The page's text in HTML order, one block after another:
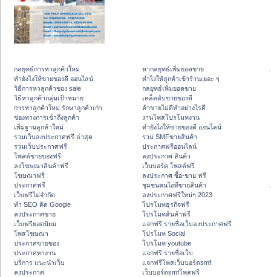
กลยุทธ์การหาลูกค้าใหม่
ทํายังไงให้ขายของดี ออนไลน์
วิธีการหาลูกค้าของ sale
วิธีหาลูกค้ากลุ่มเป้าหมาย
การหาลูกค้าใหม่ รักษาลูกค้าเก่า
ช่องทางการเข้าถึงลูกค้า
เพิ่มฐานลูกค้าใหม่
รวมเว็บลงประกาศฟรี ล่าสุด
รวมเว็บประกาศฟรี
โพสต์ขายของฟรี
ลงโฆษณาสินค้าฟรี
โฆษณาฟรี
ประกาศฟรี
เว็บฟรีไม่จำกัด
ทำ SEO ติด Google
ลงประกาศขาย
เว็บฟรียอดนิยม
โพสโฆษณา
ประกาศขายของ
ประกาศหางาน
บริการ แนะนำเว็บ
ลงประกาศ
หากลยุทธ์เพิ่มยอดขาย
ทําไงให้ลูกค้าเข้าร้านเยอะ ๆ
กลยุทธ์เพิ่มยอดขาย
เคล็ดลับขายของดี
ค้าขายไม่ดีทำอย่างไรดี
งานโพสโปรโมทงาน
ทํายังไงให้ขายของดี ออนไลน์
รวม SMFขายสินค้า
ประกาศฟรีออนไลน์
ลงประกาศ สินค้า
เว็บบอร์ด โพสต์ฟรี
ลงประกาศ ซื้อ-ขาย ฟรี
ชุมชนคนไอทีขายสินค้า
ลงประกาศฟรีใหม่ๆ 2023
โปรโมทธุรกิจฟรี
โปรโมทสินค้าฟรี
แจกฟรี รายชื่อเว็บลงประกาศฟรี
โปรโมท Social
โปรโมท youtube
แจกฟรี รายชื่อเว็บ
แจกฟรีโพสเว็บบอร์ดsmf
เว็บบอร์ดsmfโพสฟรี